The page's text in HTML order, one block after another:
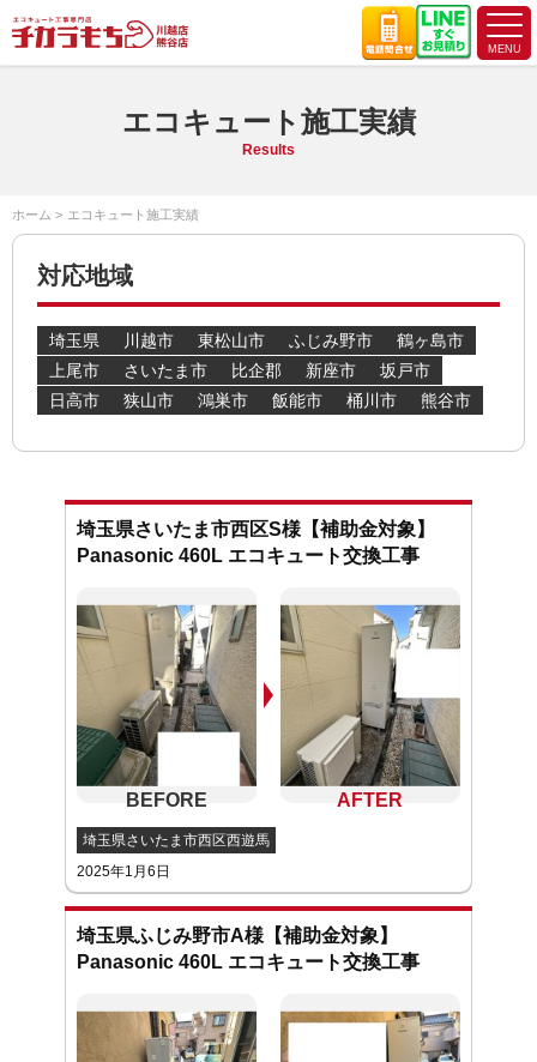
エコキュート施工実績
Results
ホーム エコキュート施工実績
対応地域
埼玉県 川越市 東松山市 ふじみ野市
鶴ヶ島市
上尾市
さいたま市 比企郡 新座市
坂戸市
日高市
狭山市 鴻巣市 飯能市 桶川市 熊谷市
埼玉県さいたま市西区S様【補助金対象】
Panasonic 460L エコキュート交換工事
埼玉県さいたま市西区西遊馬
2025年1月6日
埼玉県ふじみ野市A様【補助金対象】
Panasonic 460L エコキュート交換工事